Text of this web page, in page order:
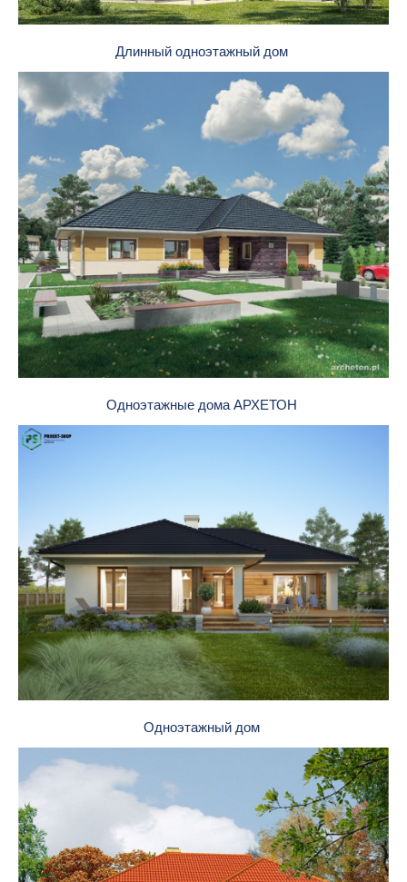
Длинный одноэтажный дом
Одноэтажные дома АРХЕТОН
Одноэтажный дом